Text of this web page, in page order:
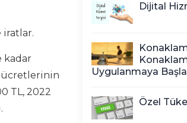
iratlar.
kadar
ücretlerinin
TL, 2022
Dijital
Uygulanmaya
Özel